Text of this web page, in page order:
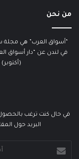
من نحن
“أسواق العرب” هي مجلة
في لندن عن “دار أسواق
(أكتوبر) 2012. يرأس تحريرها كابي طبراني.
في حال كنت ترغب بالحصول
البريد حول
بريدك